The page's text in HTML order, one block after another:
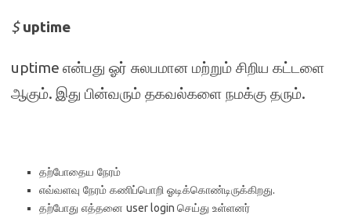
$uptime
uptime என்பது ஓர் சுலபமான மற்றும் சிறிய கட்டளை
ஆகும். இது பின்வரும் தகவல்களை நமக்கு தரும்.
தற்போதைய நேரம்
எவ்வளவு நேரம் கணிப்பொறி ஓடிக்கொண்டிருக்கிறது.
தற்போது எத்தனை user login செய்து உள்ளனர்